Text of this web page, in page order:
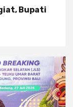
Bupati